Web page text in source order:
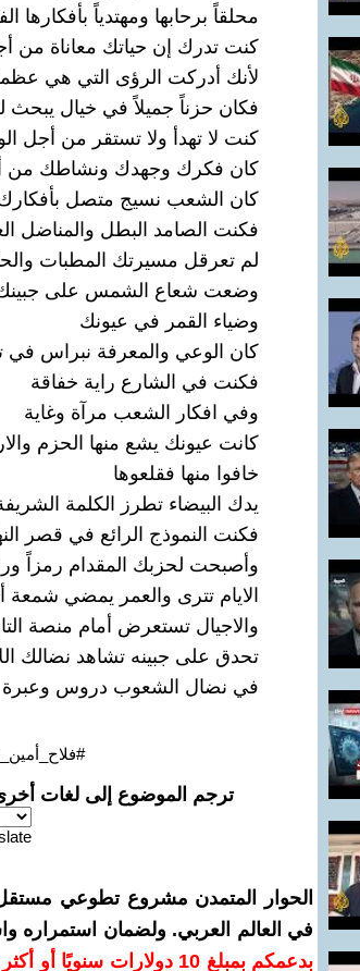
محلقاً برحابها ومهتدياً بأفكارها
كنت تدرك إن حياتك معاناة من
لأنك أدركت الرؤى التي هي
فكان حزناً جميلاً في خيال يبحث
كنت لا تهدأ ولا تستقر من أجل
كان فكرك وجهدك ونشاطك من
كان الشعب نسيج متصل
فكنت الصامد البطل والمناضل
لم تعرقل مسيرتك المطبات
وضعت شعاع الشمس على
وضياء القمر في عيونك
كان الوعي والمعرفة نبراس في
فكنت في الشارع راية خفاقة
وفي افكار الشعب مرآة وغاية
كانت عيونك يشع منها الحزم
خافوا منها فقلعوها
يدك البيضاء تطرز الكلمة
فكنت النموذج الرائع في قصر
وأصبحت لحزبك المقدام رمزاً
الايام تترى والعمر يمضي شمعة
والاجيال تستعرض أمام منصة
تحدق على جبينه تشاهد نضالك
في نضال الشعوب دروس وعبرة
ترجم الموضوع إلى لغات
الحوار المتمدن مشروع تطوعي مستقل
في العالم العربي. ولضمان استمراره
بدعمكم بمبلغ 10 دولارات